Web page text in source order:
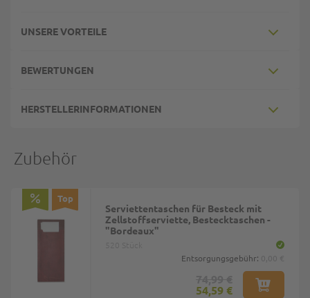
UNSERE VORTEILE
BEWERTUNGEN
HERSTELLERINFORMATIONEN
Zubehör
Top
Serviettentaschen für Besteck mit
Zellstoffserviette, Bestecktaschen -
"Bordeaux"
Entsorgungsgebühr:
54,59 €